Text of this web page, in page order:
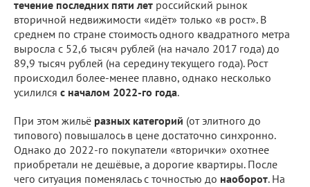
течение последних пяти лет российский рынок
вторичной недвижимости «идёт» только «в рост». В
среднем по стране стоимость одного квадратного метра
выросла с 52,6 тысяч рублей (на начало 2017 года) до
89,9 тысяч рублей (на середину текущего года). Рост
происходил более-менее плавно, однако несколько
усилился с началом 2022-го года.
При этом жильё разных категорий (от элитного до
типового) повышалось в цене достаточно синхронно.
Однако до 2022-го покупатели «вторички» охотнее
приобретали не дешёвые, а дорогие квартиры. После
чего ситуация поменялась с точностью до наоборот. На